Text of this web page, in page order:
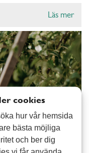
Läs mer
cookies
hur vår hemsida
bästa möjliga
och ber dig